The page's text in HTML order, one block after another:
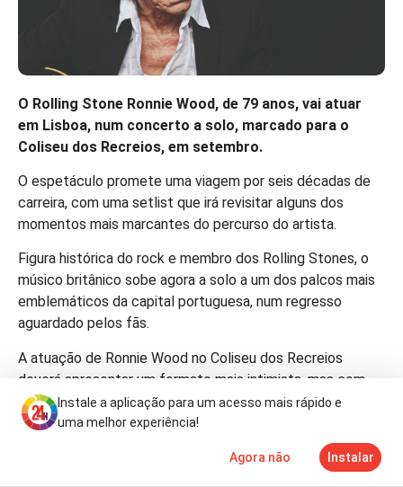
O Rolling Stone Ronnie Wood, de 79 anos, vai atuar
em Lisboa, num concerto a solo, marcado para o
Coliseu dos Recreios, em setembro.
O espetáculo promete uma viagem por seis décadas de
carreira, com uma setlist que irá revisitar alguns dos
momentos mais marcantes do percurso do artista.
Figura histórica do rock e membro dos Rolling Stones, o
músico britânico sobe agora a solo a um dos palcos mais
emblemáticos da capital portuguesa, num regresso
aguardado pelos fãs.
A atuação de Ronnie Wood no Coliseu dos Recreios
deverá apresentar um formato mais intimista, mas com
espaço para vários clássicos que marcaram a sua longa
trajetória na música.
Mais
Instale a aplicação para um acesso mais rápido e
uma melhor experiência!
Agora não Instalar